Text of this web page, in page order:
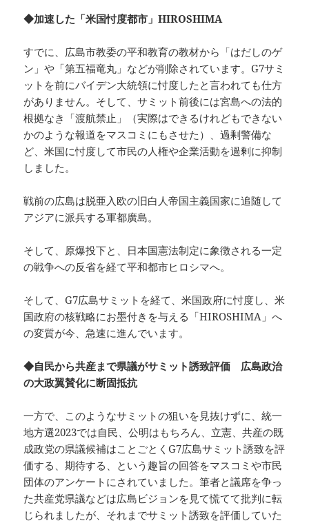
◆加速した「米国忖度都市」HIROSHIMA
すでに、広島市教委の平和教育の教材から「はだしのゲ
ン」や「第五福竜丸」などが削除されています。G7サミ
ットを前にバイデン大統領に忖度したと言われても仕方
がありません。そして、サミット前後には宮島への法的
根拠なき「渡航禁止」（実際はできるけれどもできない
かのような報道をマスコミにもさせた）、過剰警備な
ど、米国に忖度して市民の人権や企業活動を過剰に抑制
しました。
戦前の広島は脱亜入欧の旧白人帝国主義国家に追随して
アジアに派兵する軍都廣島。
そして、原爆投下と、日本国憲法制定に象徴される一定
の戦争への反省を経て平和都市ヒロシマへ。
そして、G7広島サミットを経て、米国政府に忖度し、米
国政府の核戦略にお墨付きを与える「HIROSHIMA」へ
の変質が今、急速に進んでいます。
◆自民から共産まで県議がサミット誘致評価 広島政治
の大政翼賛化に断固抵抗
一方で、このようなサミットの狙いを見抜けずに、統一
地方選2023では自民、公明はもちろん、立憲、共産の既
成政党の県議候補はことごとくG7広島サミット誘致を評
価する、期待する、という趣旨の回答をマスコミや市民
団体のアンケートにされていました。筆者と議席を争っ
た共産党県議などは広島ビジョンを見て慌てて批判に転
じられましたが、それまでサミット誘致を評価していた